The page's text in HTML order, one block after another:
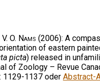
O. Nams (2006): A
of eastern
picta) released in
of Zoology – Revue
1129-1137 oder Abstract-